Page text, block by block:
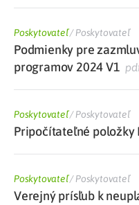
Poskytovateľ/Poskytovateľ
Podmienky pre
programov 2024 V1
Poskytovateľ/Poskytovateľ
Pripočítateľné položky
Poskytovateľ/Poskytovateľ
Verejný prísľub k